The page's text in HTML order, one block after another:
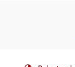
Przeskocz do
Przejdź do mapy
Przejdź do